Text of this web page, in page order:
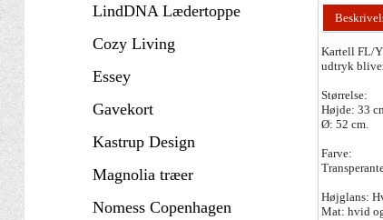
LindDNA Lædertoppe
Cozy Living
Essey
Gavekort
Kastrup Design
Magnolia træer
Nomess Copenhagen
Kartell FL/Y
udtryk
Størrelse:
Højde: 33
Ø: 52 cm.
Farve:
Højglans:
Mat: hvid